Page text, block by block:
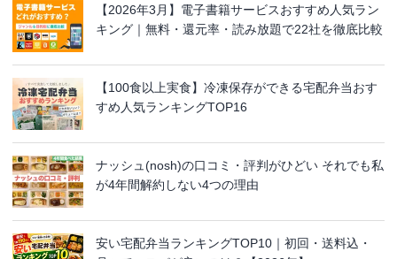
【2026年3月】電子書籍サービスおすすめ人気ラン
キング｜無料・還元率・読み放題で22社を徹底比較
【100食以上実食】冷凍保存ができる宅配弁当おす
すめ人気ランキングTOP16
ナッシュ(nosh)の口コミ・評判がひどい それでも私
が4年間解約しない4つの理由
安い宅配弁当ランキングTOP10｜初回・送料込・